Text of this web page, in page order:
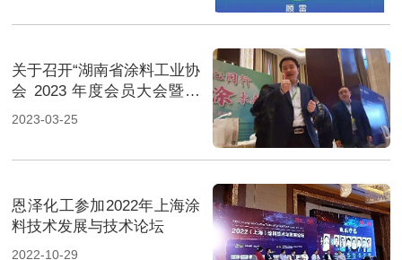
关于召开“湖南省涂料工业协
会 2023 年度会员大会暨第
五届中部地区涂料产业发展
2023-03-25
恩泽化工参加2022年上海涂
料技术发展与技术论坛
2022-10-29